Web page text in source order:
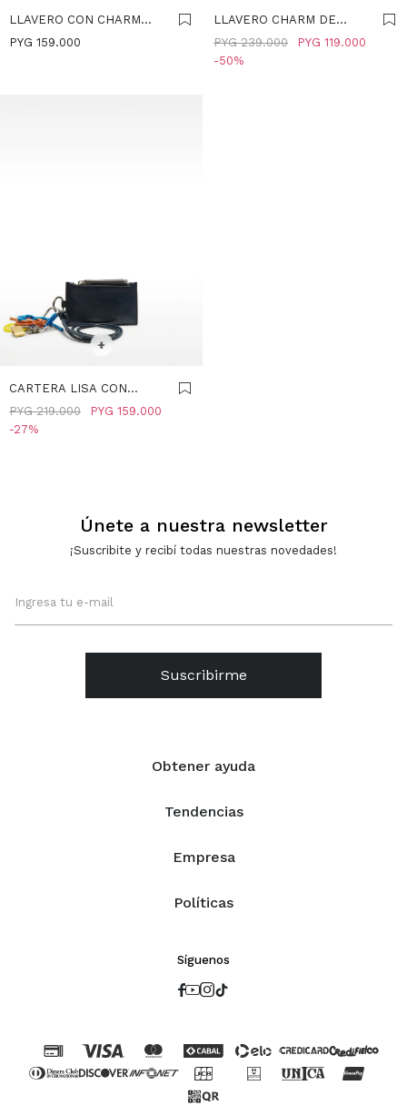
LLAVERO CON CHARM
PERRO - AZUL
PYG 159.000
LLAVERO CHARM DE
CONEJO - AZULPYG 119.000
PYG 239.000
50
SELECCIONAR TALLE
+
CARTERA LISA CON
LLAVERO - AZUL
PYG 159.000
PYG 219.000
27
Obtener ayuda
Tendencias
Empresa
Políticas
Únete a nuestra newsletter
¡Suscribite y recibí todas nuestras novedades!
Suscribirme
Síguenos
